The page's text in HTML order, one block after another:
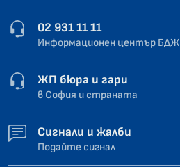
02 931 11 11
Информационен център БДЖ
ЖП бюра и гари
в София и страната
Сигнали и жалби
Подайте сигнал